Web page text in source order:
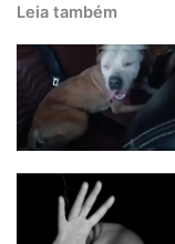
Leia também